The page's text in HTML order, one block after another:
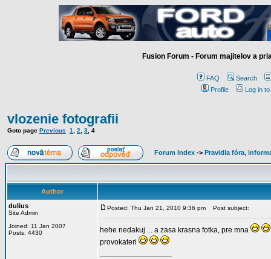
Fusion Forum - Forum majitelov a
FAQ
Search
Profile
Log in
vlozenie fotografii
Goto page Previous 1 2 3 4
Forum Index -> Pravidla fóra,
Author
dulius
Site Admin
Joined: 11 Jan 2007
Posts: 4430
Posted: Thu Jan 21, 2010 9:36 pm Post subject:
hehe nedakuj ... a zasa krasna fotka, pre mna
provokateri